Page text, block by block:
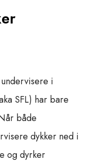
i
SFL) har bare
både
dykker ned i
og dyrker